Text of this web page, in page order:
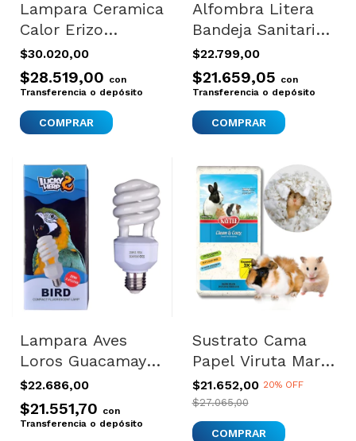
Lampara Ceramica
Calor Erizo
Calefactora
Tortuga Reptil 50
W Calor Sin Luz
$30.020,00
$28.519,00 con
Transferencia o depósito
Alfombra Litera
Bandeja Sanitaria
Baño Gatos
Nestor Savic Gris
$22.799,00
$21.659,05 con
Transferencia o depósito
Lampara Aves
Loros Guacamayos
Pajaros Uvb
Iluminador 20w
Blanco Frío
$22.686,00
$21.551,70 con
Transferencia o depósito
Sustrato Cama
Papel Viruta Marlo
Cobayo Conejo
24.6 L Kaytee
$21.652,00 20% OFF
$27.065,00
COMPRAR